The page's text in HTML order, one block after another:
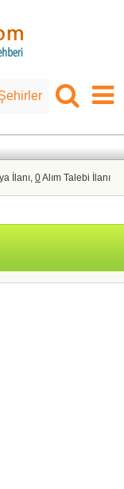
İlanı, 0Alım Talebi İlanı